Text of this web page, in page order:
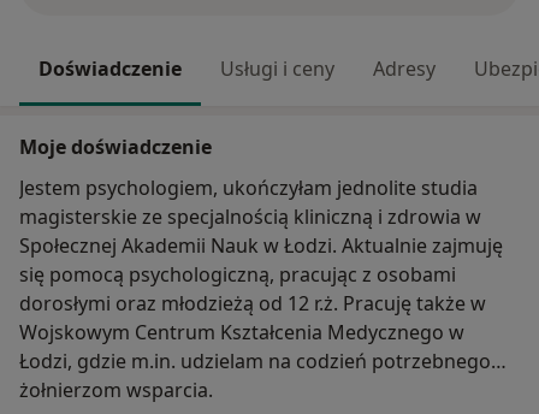
Doświadczenie Usługi i ceny Adresy
Moje doświadczenie
Jestem psychologiem, ukończyłam jednolite studia
magisterskie ze specjalnością kliniczną i zdrowia w
Społecznej Akademii Nauk w Łodzi. Aktualnie zajmuję
się pomocą psychologiczną, pracując z osobami
dorosłymi oraz młodzieżą od 12 r.ż. Pracuję także w
Wojskowym Centrum Kształcenia Medycznego w
Łodzi, gdzie m.in. udzielam na codzień potrzebnego
żołnierzom wsparcia.